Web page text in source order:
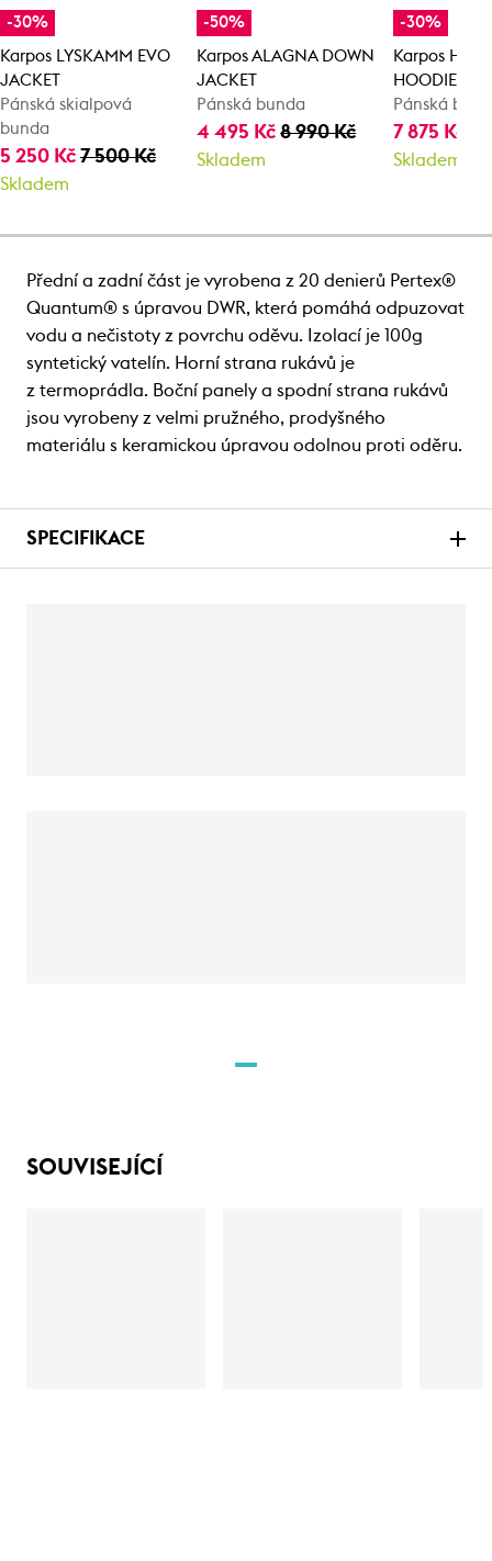
-30%
Karpos LYSKAMM EVO
JACKET
Pánská skialpová
bunda
5 250 Kč 7 500 Kč
Skladem
-50%
Karpos ALAGNA DOWN
JACKET
Pánská bunda
4 495 Kč8 990 Kč
Skladem
-30%
Karpos
HOODIE
Pánská
7 875 Kč
Skladem
Přední a zadní část je vyrobena z 20 denierů Pertex®
Quantum® s úpravou DWR, která pomáhá odpuzovat
vodu a nečistoty z povrchu oděvu. Izolací je 100g
syntetický vatelín. Horní strana rukávů je
z termoprádla. Boční panely a spodní strana rukávů
jsou vyrobeny z velmi pružného, prodyšného
materiálu s keramickou úpravou odolnou proti oděru.
SPECIFIKACE
SOUVISEJÍCÍ